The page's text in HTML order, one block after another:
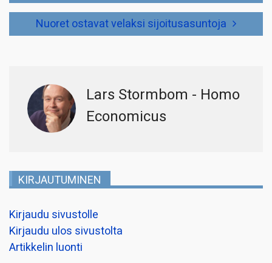
Nuoret ostavat velaksi sijoitusasuntoja
Lars Stormbom - Homo
Economicus
KIRJAUTUMINEN
Kirjaudu sivustolle
Kirjaudu ulos sivustolta
Artikkelin luonti